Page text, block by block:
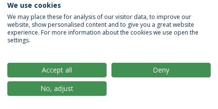
CAPÍTULO DE LIVRO
Plant Growth-Promoting Rhizobacteria-Assisted
Phytoremediation of Mine Soils
Mine Site Rehabilitation
MAIS INFORMAÇÕES
We use cookies
We may place these for analysis of our visitor data, to improve our
website, show personalised content and to give you a great website
experience. For more information about the cookies we use open the
settings.
Accept all
Deny
No, adjust